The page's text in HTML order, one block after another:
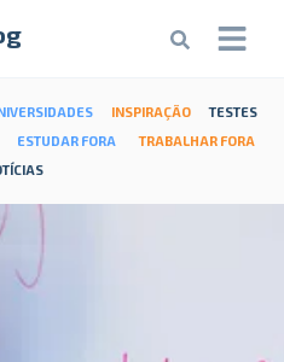
INSPIRAÇÃO
TESTES
ESTUDAR FORA
TRABALHAR FORA